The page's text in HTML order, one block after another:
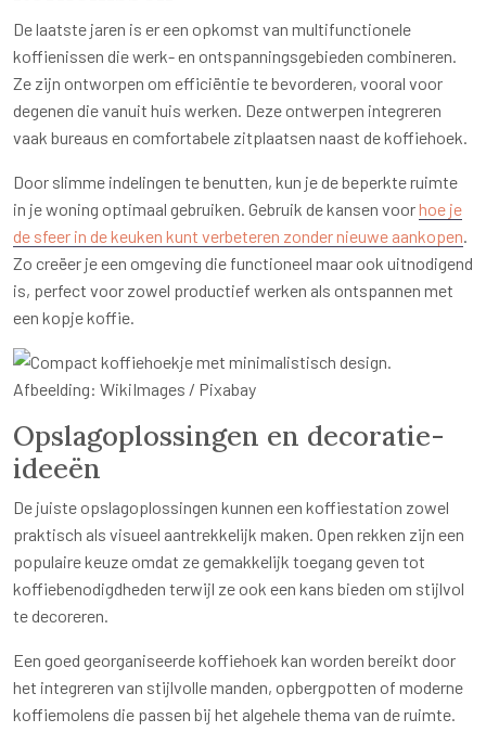
De laatste jaren is er een opkomst van multifunctionele
koffienissen die werk- en ontspanningsgebieden combineren.
Ze zijn ontworpen om efficiëntie te bevorderen, vooral voor
degenen die vanuit huis werken. Deze ontwerpen integreren
vaak bureaus en comfortabele zitplaatsen naast de koffiehoek.
Door slimme indelingen te benutten, kun je de beperkte ruimte
in je woning optimaal gebruiken. Gebruik de kansen voorhoe je
de sfeer in de keuken kunt verbeteren zonder nieuwe aankopen.
Zo creëer je een omgeving die functioneel maar ook uitnodigend
is, perfect voor zowel productief werken als ontspannen met
een kopje koffie.
Afbeelding: WikiImages / Pixabay
Opslagoplossingen en decoratie-
ideeën
De juiste opslagoplossingen kunnen een koffiestation zowel
praktisch als visueel aantrekkelijk maken. Open rekken zijn een
populaire keuze omdat ze gemakkelijk toegang geven tot
koffiebenodigdheden terwijl ze ook een kans bieden om stijlvol
te decoreren.
Een goed georganiseerde koffiehoek kan worden bereikt door
het integreren van stijlvolle manden, opbergpotten of moderne
koffiemolens die passen bij het algehele thema van de ruimte.